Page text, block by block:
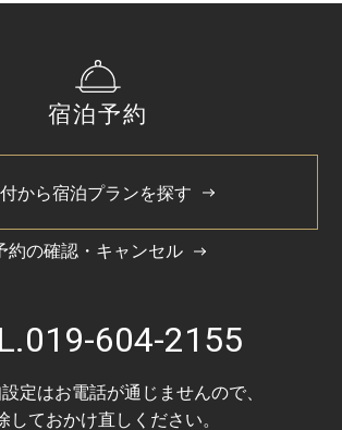
宿泊予約
から宿泊プランを探す
約の確認・キャンセル
019-604-2155
定はお電話が通じませんので、
しておかけ直しください。